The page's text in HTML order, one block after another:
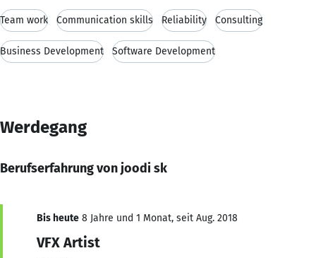
Team work Communication skills Reliability Consulting
Business Development Software Development
Werdegang
Berufserfahrung von joodi sk
Bis heute 8 Jahre und 1 Monat, seit Aug. 2018
VFX Artist